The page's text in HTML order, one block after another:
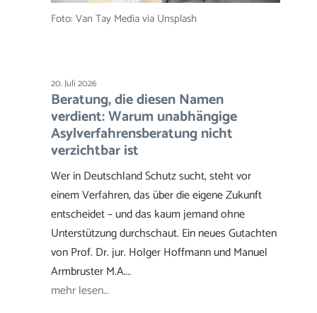
Foto: Van Tay Media via Unsplash
20. Juli 2026
Beratung, die diesen Namen
verdient: Warum unabhängige
Asylverfahrensberatung nicht
verzichtbar ist
Wer in Deutschland Schutz sucht, steht vor
einem Verfahren, das über die eigene Zukunft
entscheidet – und das kaum jemand ohne
Unterstützung durchschaut. Ein neues Gutachten
von Prof. Dr. jur. Holger Hoffmann und Manuel
Armbruster M.A.…
mehr lesen…